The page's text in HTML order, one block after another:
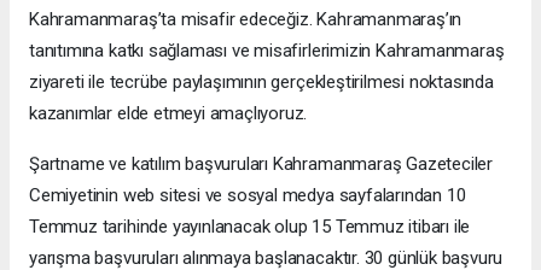
Kahramanmaraş’ta misafir edeceğiz. Kahramanmaraş’ın
tanıtımına katkı sağlaması ve misafirlerimizin Kahramanmaraş
ziyareti ile tecrübe paylaşımının gerçekleştirilmesi noktasında
kazanımlar elde etmeyi amaçlıyoruz.
Şartname ve katılım başvuruları Kahramanmaraş Gazeteciler
Cemiyetinin web sitesi ve sosyal medya sayfalarından 10
Temmuz tarihinde yayınlanacak olup 15 Temmuz itibarı ile
yarışma başvuruları alınmaya başlanacaktır. 30 günlük başvuru